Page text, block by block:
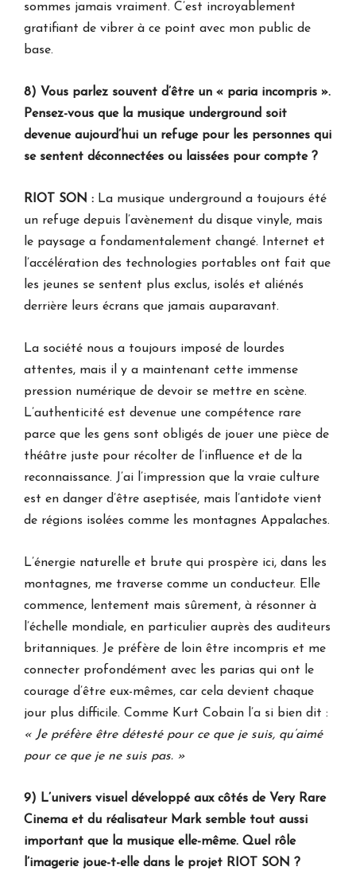
sommes jamais vraiment. C’est incroyablement
gratifiant de vibrer à ce point avec mon public de
base.
8) Vous parlez souvent d’être un « paria incompris ».
Pensez-vous que la musique underground soit
devenue aujourd’hui un refuge pour les personnes qui
se sentent déconnectées ou laissées pour compte ?
RIOT SON : La musique underground a toujours été
un refuge depuis l’avènement du disque vinyle, mais
le paysage a fondamentalement changé. Internet et
l’accélération des technologies portables ont fait que
les jeunes se sentent plus exclus, isolés et aliénés
derrière leurs écrans que jamais auparavant.
La société nous a toujours imposé de lourdes
attentes, mais il y a maintenant cette immense
pression numérique de devoir se mettre en scène.
L’authenticité est devenue une compétence rare
parce que les gens sont obligés de jouer une pièce de
théâtre juste pour récolter de l’influence et de la
reconnaissance. J’ai l’impression que la vraie culture
est en danger d’être aseptisée, mais l’antidote vient
de régions isolées comme les montagnes Appalaches.
L’énergie naturelle et brute qui prospère ici, dans les
montagnes, me traverse comme un conducteur. Elle
commence, lentement mais sûrement, à résonner à
l’échelle mondiale, en particulier auprès des auditeurs
britanniques. Je préfère de loin être incompris et me
connecter profondément avec les parias qui ont le
courage d’être eux-mêmes, car cela devient chaque
jour plus difficile. Comme Kurt Cobain l’a si bien dit :
« Je préfère être détesté pour ce que je suis, qu’aimé
pour ce que je ne suis pas. »
9) L’univers visuel développé aux côtés de Very Rare
Cinema et du réalisateur Mark semble tout aussi
important que la musique elle-même. Quel rôle
l’imagerie joue-t-elle dans le projet RIOT SON ?